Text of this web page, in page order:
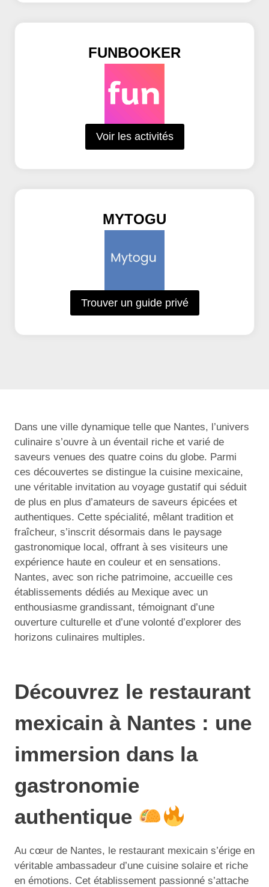
FUNBOOKER
Voir les activités
MYTOGU
Trouver un guide privé
Dans une ville dynamique telle que Nantes, l’univers
culinaire s’ouvre à un éventail riche et varié de
saveurs venues des quatre coins du globe. Parmi
ces découvertes se distingue la cuisine mexicaine,
une véritable invitation au voyage gustatif qui séduit
de plus en plus d’amateurs de saveurs épicées et
authentiques. Cette spécialité, mêlant tradition et
fraîcheur, s’inscrit désormais dans le paysage
gastronomique local, offrant à ses visiteurs une
expérience haute en couleur et en sensations.
Nantes, avec son riche patrimoine, accueille ces
établissements dédiés au Mexique avec un
enthousiasme grandissant, témoignant d’une
ouverture culturelle et d’une volonté d’explorer des
horizons culinaires multiples.
Découvrez le restaurant
mexicain à Nantes : une
immersion dans la
gastronomie
authentique
Au cœur de Nantes, le restaurant mexicain s’érige en
véritable ambassadeur d’une cuisine solaire et riche
en émotions. Cet établissement passionné s’attache